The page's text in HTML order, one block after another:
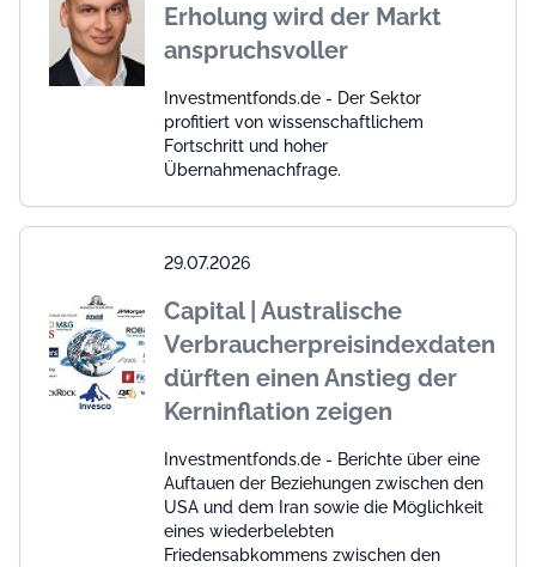
Erholung wird der Markt
anspruchsvoller
Investmentfonds.de - Der Sektor
profitiert von wissenschaftlichem
Fortschritt und hoher
Übernahmenachfrage.
29.07.2026
Capital | Australische
Verbraucherpreisindexdaten
dürften einen Anstieg der
Kerninflation zeigen
Investmentfonds.de - Berichte über eine
Auftauen der Beziehungen zwischen den
USA und dem Iran sowie die Möglichkeit
eines wiederbelebten
Friedensabkommens zwischen den